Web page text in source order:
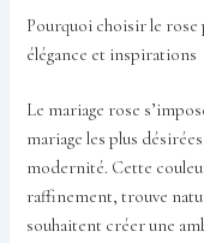
Pourquoi choisir le rose
élégance et inspirations
Le mariage rose
mariage les plus
modernité. Cette
raffinement, trouve
souhaitent créer une